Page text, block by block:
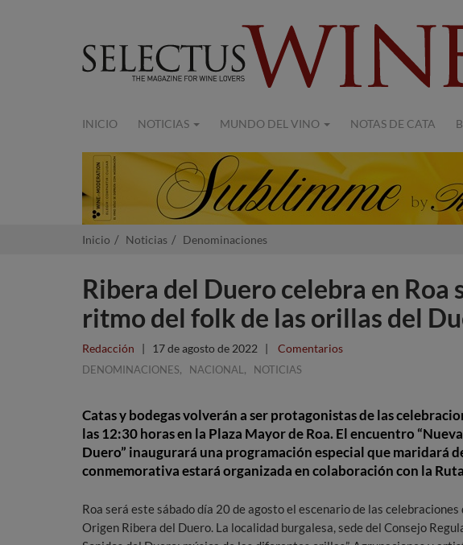
INICIO NOTICIAS MUNDO DEL VINO NOTAS DE CATA
Inicio Noticias Denominaciones
Ribera del Duero celebra en Roa
ritmo del folk de las orillas del
Redacción | 17 de agosto de 2022 | Comentarios
DENOMINACIONES, NACIONAL , NOTICIAS
Catas y bodegas volverán a ser protagonistas de las
las 12:30 horas en la Plaza Mayor de Roa. El encuentro
Duero” inaugurará una programación especial que maridará
conmemorativa estará organizada en colaboración con la
Roa será este sábado día 20 de agosto el escenario de las
Origen Ribera del Duero. La localidad burgalesa, sede del Consejo